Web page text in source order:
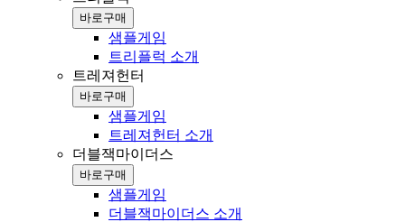
바로구매
샘플게임
트리플럭 소개
트레져헌터
바로구매
샘플게임
트레져헌터 소개
더블잭마이더스
바로구매
샘플게임
더블잭마이더스 소개